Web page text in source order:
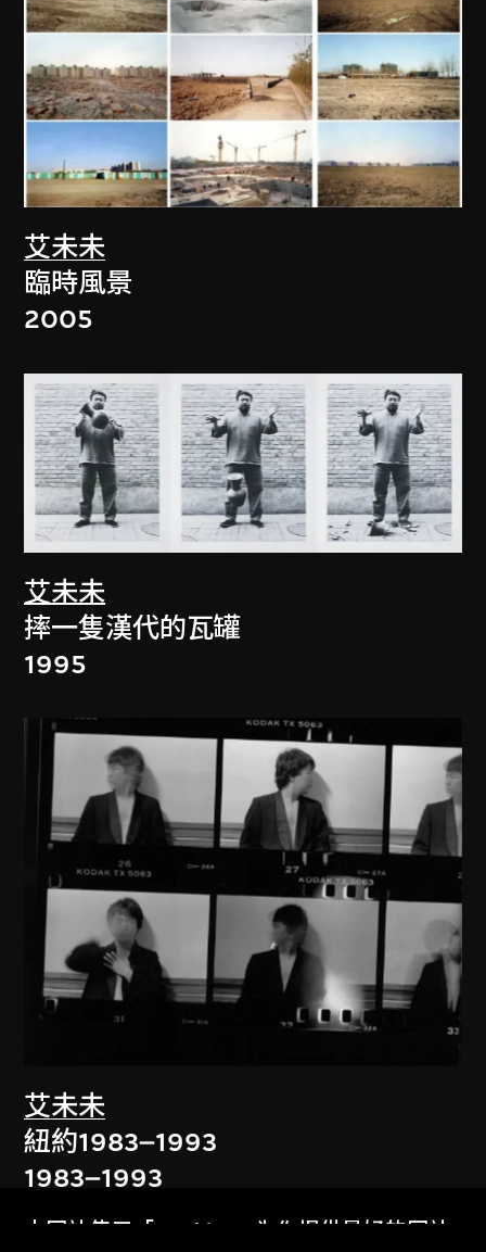
艾未未
臨時風景
2005
艾未未
摔一隻漢代的瓦罐
1995
艾未未
紐約1983–1993
1983–1993
本网站使用「Cookies」为你提供最好的网站